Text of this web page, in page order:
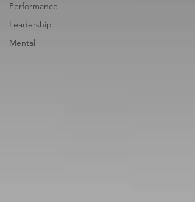
Performance
Leadership
Mental